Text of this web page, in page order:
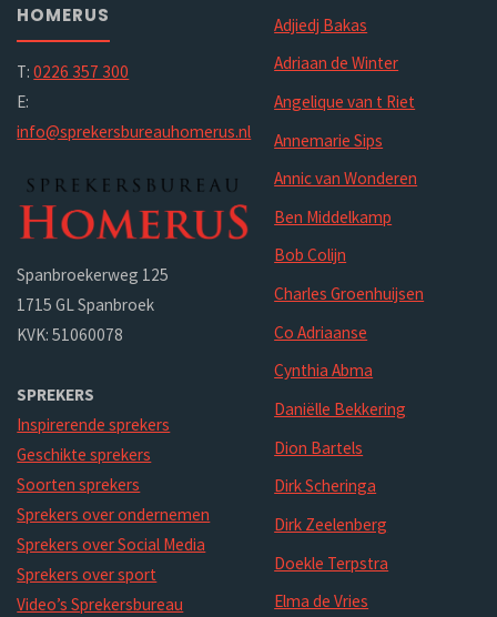
HOMERUS
T:0226 357 300
E:
info@sprekersbureauhomerus.nl
Spanbroekerweg 125
1715 GL Spanbroek
KVK: 51060078
SPREKERS
Inspirerende sprekers
Geschikte sprekers
Soorten sprekers
Sprekers over ondernemen
Sprekers over Social Media
Sprekers over sport
Video’s Sprekersbureau
Adjiedj Bakas
Adriaan de Winter
Angelique van t Riet
Annemarie Sips
Annic van Wonderen
Ben Middelkamp
Bob Colijn
Charles Groenhuijsen
Co Adriaanse
Cynthia Abma
Daniëlle Bekkering
Dion Bartels
Dirk Scheringa
Dirk Zeelenberg
Doekle Terpstra
Elma de Vries